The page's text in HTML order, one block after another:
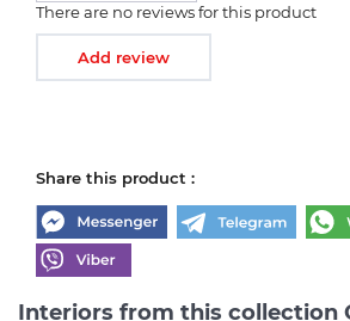
There are no reviews for this product
Add review
Share this product :
Interiors from this collection